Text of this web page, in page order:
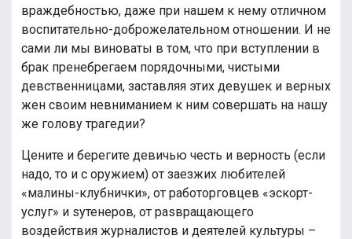
враждебностью, даже при нашем к нему отличном
воспитательно-доброжелательном отношении. И не
сами ли мы виноваты в том, что при вступлении в
брак пренебрегаем порядочными, чистыми
девственницами, заставляя этих девушек и верных
жен своим невниманием к ним совершать на нашу
же голову трагедии?
Цените и берегите девичью честь и верность (если
надо, то и с оружием) от заезжих любителей
«малины-клубнички», от работорговцев «эскорт-
услуг» и sутенеров, от раsвращающего
воздействия журналистов и деятелей культуры –